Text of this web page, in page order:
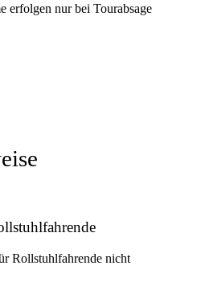
erfolgen nur bei Tourabsage
Rollstuhlfahrende nicht